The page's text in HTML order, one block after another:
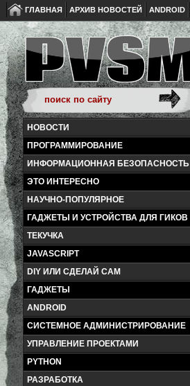
ГЛАВНАЯ АРХИВ НОВОСТЕЙ ANDROID
НОВОСТИ
ПРОГРАММИРОВАНИЕ
ИНФОРМАЦИОННАЯ БЕЗОПАСНОСТЬ
ЭТО ИНТЕРЕСНО
НАУЧНО-ПОПУЛЯРНОЕ
ГАДЖЕТЫ И УСТРОЙСТВА ДЛЯ ГИКОВ
ТЕКУЧКА
JAVASCRIPT
DIY ИЛИ СДЕЛАЙ САМ
ГАДЖЕТЫ
ANDROID
СИСТЕМНОЕ АДМИНИСТРИРОВАНИЕ
УПРАВЛЕНИЕ ПРОЕКТАМИ
PYTHON
РАЗРАБОТКА